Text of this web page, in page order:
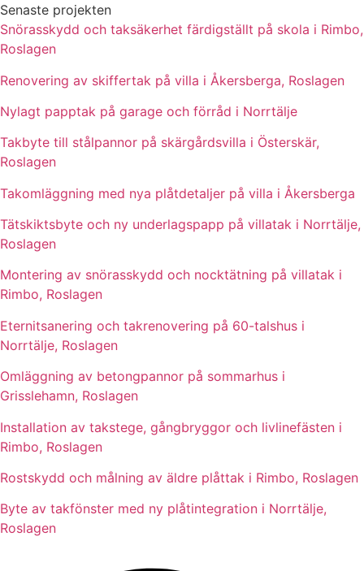
Senaste projekten
Snörasskydd och taksäkerhet färdigställt på skola i Rimbo,
Roslagen
Renovering av skiffertak på villa i Åkersberga, Roslagen
Nylagt papptak på garage och förråd i Norrtälje
Takbyte till stålpannor på skärgårdsvilla i Österskär,
Roslagen
Takomläggning med nya plåtdetaljer på villa i Åkersberga
Tätskiktsbyte och ny underlagspapp på villatak i Norrtälje,
Roslagen
Montering av snörasskydd och nocktätning på villatak i
Rimbo, Roslagen
Eternitsanering och takrenovering på 60-talshus i
Norrtälje, Roslagen
Omläggning av betongpannor på sommarhus i
Grisslehamn, Roslagen
Installation av takstege, gångbryggor och livlinefästen i
Rimbo, Roslagen
Rostskydd och målning av äldre plåttak i Rimbo, Roslagen
Byte av takfönster med ny plåtintegration i Norrtälje,
Roslagen